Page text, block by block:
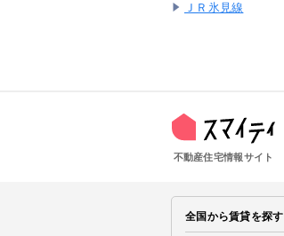
ＪＲ氷見線
不動産住宅情報サイト
全国から賃貸を探す